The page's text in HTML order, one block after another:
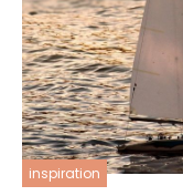
inspiration